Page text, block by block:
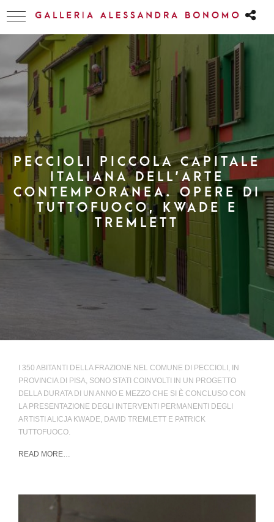
PECCIOLI PICCOLA CAPITALE
ITALIANA DELL’ARTE
CONTEMPORANEA. OPERE DI
TUTTOFUOCO, KWADE E
TREMLETT
I 350 ABITANTI DELLA FRAZIONE NEL COMUNE DI PECCIOLI, IN
PROVINCIA DI PISA, SONO STATI COINVOLTI IN UN PROGETTO
DELLA DURATA DI UN ANNO E MEZZO CHE SI È CONCLUSO CON
LA PRESENTAZIONE DEGLI INTERVENTI PERMANENTI DEGLI
ARTISTI ALICJA KWADE, DAVID TREMLETT E PATRICK
TUTTOFUOCO.
READ MORE…